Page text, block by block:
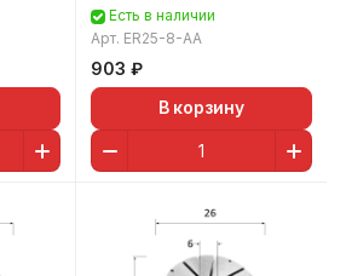
Есть в наличии
Арт. ER25-8-AA
903 ₽
В корзину